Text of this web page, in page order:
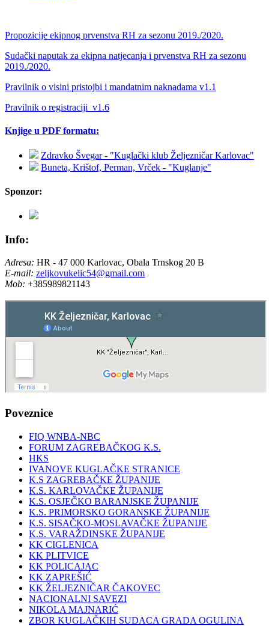
Propozicije ekipnog prvenstva RH za sezonu 2019./2020.
Sudački naputak za ekipna natjecanja i prvenstva RH za sezonu
2019./2020.
Pravilnik o visini pristojbi i mandatnim naknadama v1.1
Pravilnik o registraciji_v1.6
Knjige u PDF formatu:
Zdravko Švegar - "Kuglački klub Željezničar Karlovac"
Buneta, Krištof, Perman, Vrček - "Kuglanje"
Sponzor:
Info:
Adresa: HR - 47 000 Karlovac, Obala Trnskog 20 B
E-mail: zeljkovukelic54@gmail.com
Mob: +385989821143
Poveznice
FIQ WNBA-NBC
FORUM ZAGREBAČKOG K.S.
HKS
IVANOVE KUGLAČKE STRANICE
K.S ZAGREBAČKE ŽUPANIJE
K.S. KARLOVAČKE ŽUPANIJE
K.S. OSJEČKO BARANJSKE ŽUPANIJE
K.S. PRIMORSKO GORANSKE ŽUPANIJE
K.S. SISAČKO-MOSLAVAČKE ŽUPANIJE
K.S. VARAŽDINSKE ŽUPANIJE
KK CIGLENICA
KK PLITVICE
KK POLICAJAC
KK ZAPREŠIĆ
KK ŽELJEZNIČAR ČAKOVEC
NACIONALNI SAVEZI
NIKOLA MAJNARIĆ
ZBOR KUGLAČKIH SUDACA GRADA OGULINA